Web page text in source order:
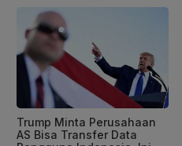
Trump Minta Perusahaan
AS Bisa Transfer Data